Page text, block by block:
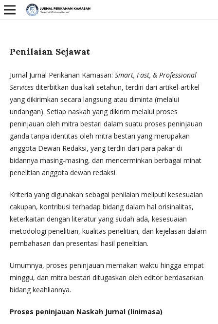
Penilaian Sejawat
Jurnal Jurnal Perikanan Kamasan: Smart, Fast, & Professional
Services diterbitkan dua kali setahun, terdiri dari artikel-artikel
yang dikirimkan secara langsung atau diminta (melalui
undangan). Setiap naskah yang dikirim melalui proses
peninjauan oleh mitra bestari dalam suatu proses peninjauan
ganda tanpa identitas oleh mitra bestari yang merupakan
anggota Dewan Redaksi, yang terdiri dari para pakar di
bidannya masing-masing, dan mencerminkan berbagai minat
penelitian anggota dewan redaksi.
Kriteria yang digunakan sebagai penilaian meliputi kesesuaian
cakupan, kontribusi terhadap bidang dalam hal orisinalitas,
keterkaitan dengan literatur yang sudah ada, kesesuaian
metodologi penelitian, kualitas penelitian, dan kejelasan dalam
pembahasan dan presentasi hasil penelitian.
Umumnya, proses peninjauan memakan waktu hingga empat
minggu, dan mitra bestari ditugaskan oleh editor berdasarkan
bidang keahliannya.
Proses peninjauan Naskah Jurnal (linimasa)